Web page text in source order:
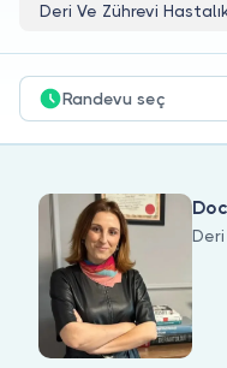
Doktor
Deri Ve Zührevi
Randevu seç